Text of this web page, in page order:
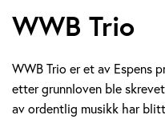
WWB Trio
WWB Trio er et av Espens
etter grunnloven ble
av ordentlig musikk har